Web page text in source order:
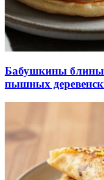
Бабушкины блины
пышных